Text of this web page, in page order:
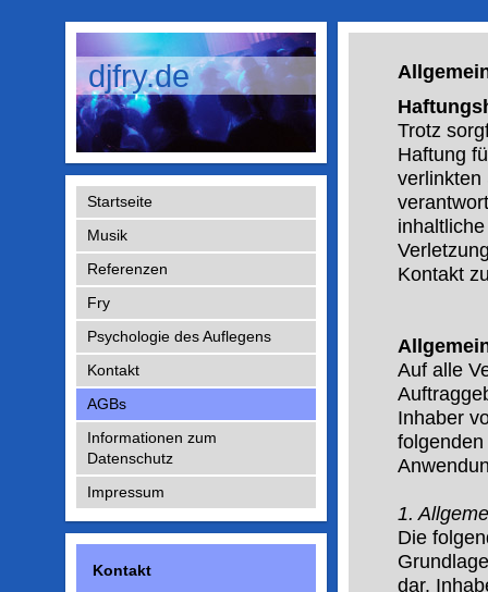
djfry.de
Startseite
Musik
Referenzen
Fry
Psychologie des Auflegens
Kontakt
AGBs
Informationen zum
Datenschutz
Impressum
Kontakt
Trotz
Haftung
verlinkten
Kontakt
Auf alle
Inhaber
1.
Die
dar.